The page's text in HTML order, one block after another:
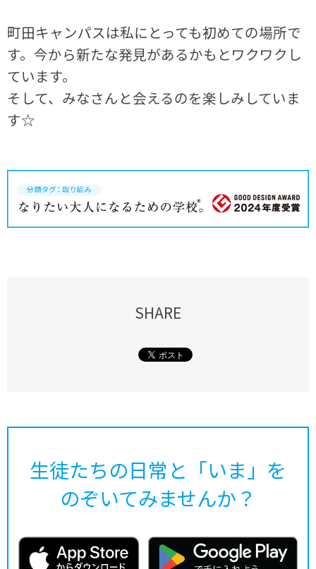
町田キャンパスは私にとっても初めての場所で
す。今から新たな発見があるかもとワクワクし
ています。
そして、みなさんと会えるのを楽しみしていま
す☆
SHARE
生徒たちの日常と「いま」を
のぞいてみませんか？